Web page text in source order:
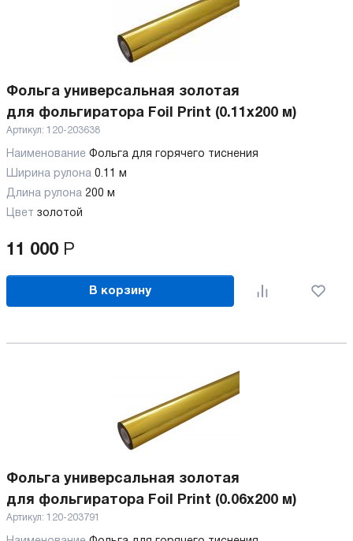
Фольга универсальная золотая
для фольгиратора Foil Print (0.11x200 м)
Артикул: 120-203638
Наименование Фольга для горячего тиснения
Ширина рулона 0.11 м
Длина рулона 200 м
Цвет золотой
11 000 Р
В корзину
Фольга универсальная золотая
для фольгиратора Foil Print (0.06x200 м)
Артикул: 120-203791